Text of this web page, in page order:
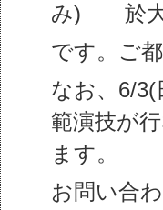
み) 於大
です。ご
なお、6/3(
範演技が
ます。
お問い合